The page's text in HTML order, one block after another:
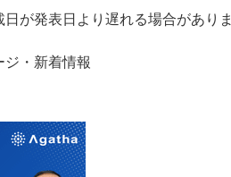
が発表日より遅れる場合がありま
ジ・新着情報